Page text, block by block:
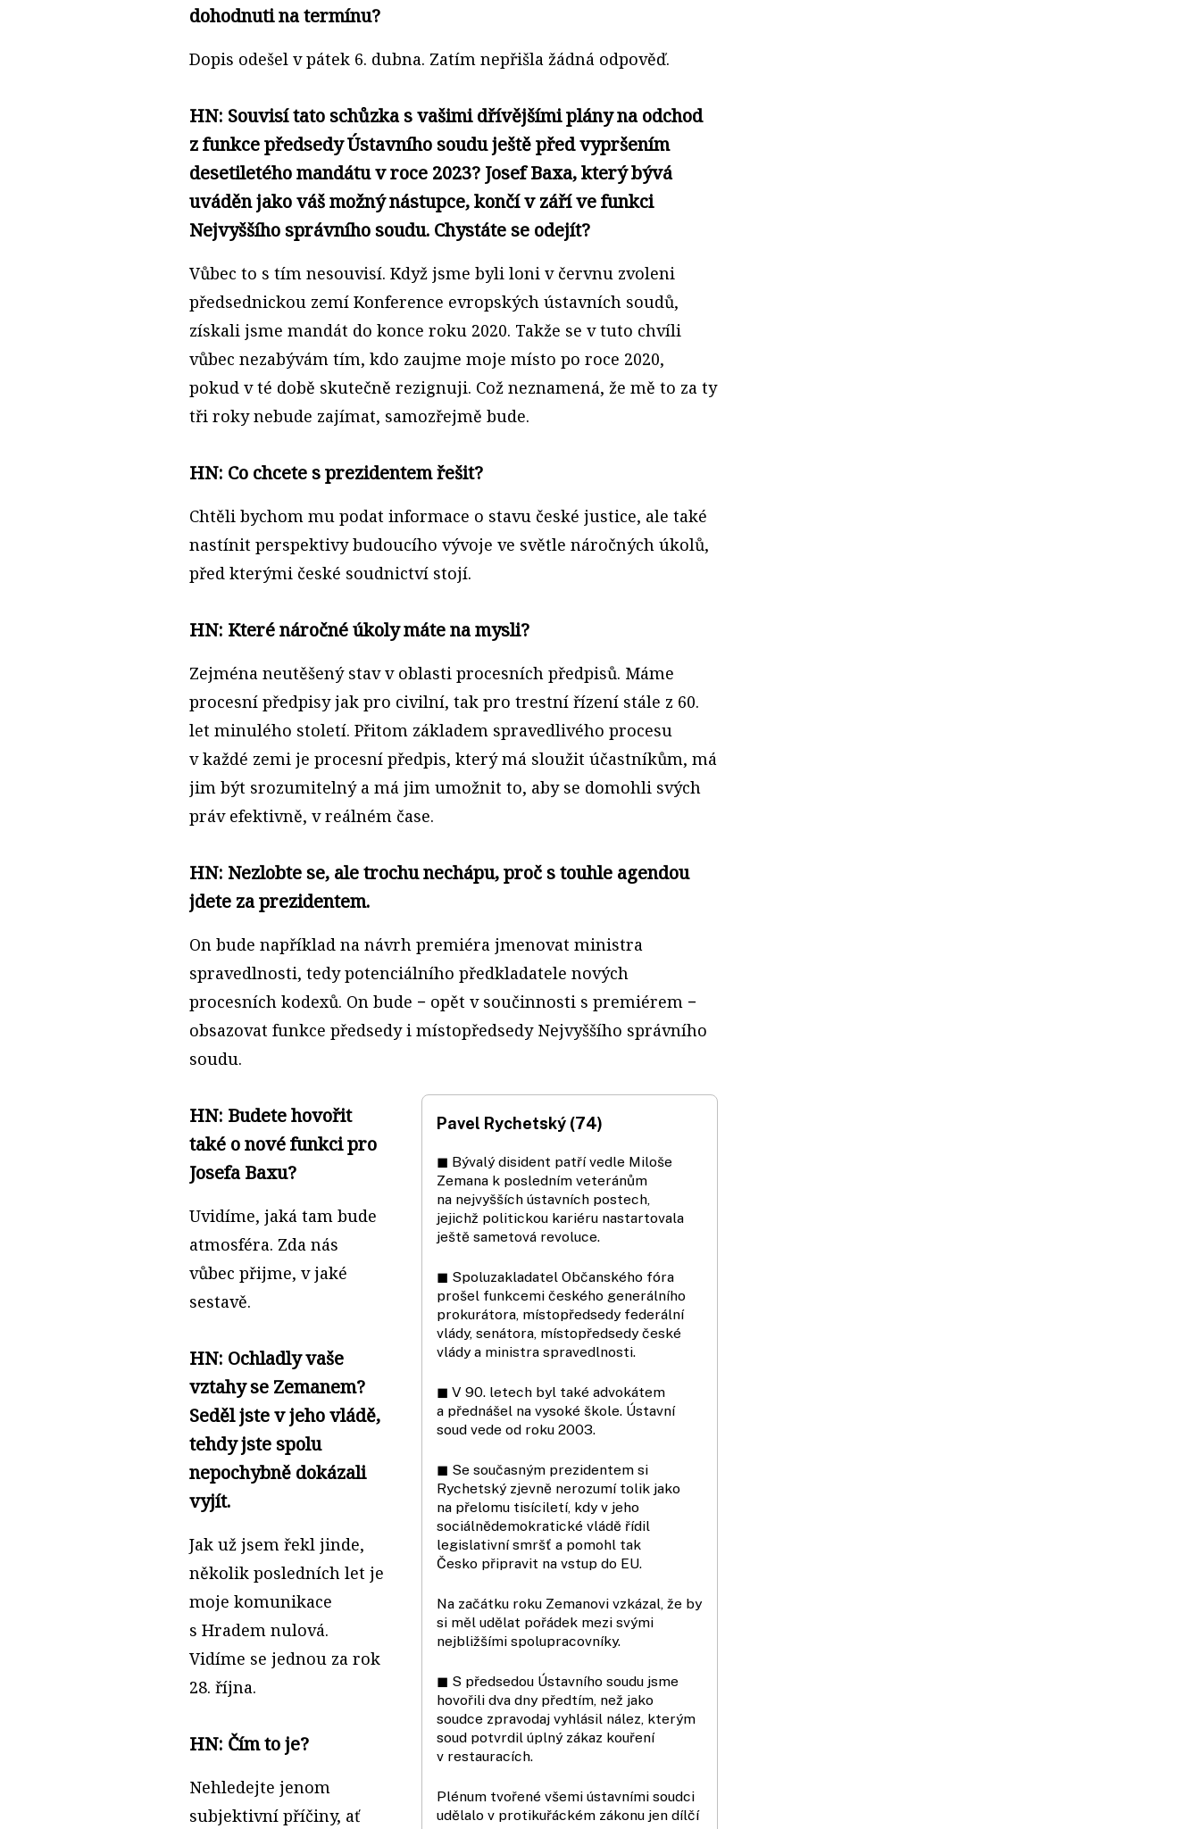
dohodnuti na termínu?
Dopis odešel v pátek 6. dubna. Zatím nepřišla žádná odpověď.
HN: Souvisí tato schůzka s vašimi dřívějšími plány na odchod
z funkce předsedy Ústavního soudu ještě před vypršením
desetiletého mandátu v roce 2023? Josef Baxa, který bývá
uváděn jako váš možný nástupce, končí v září ve funkci
Nejvyššího správního soudu. Chystáte se odejít?
Vůbec to s tím nesouvisí. Když jsme byli loni v červnu zvoleni
předsednickou zemí Konference evropských ústavních soudů,
získali jsme mandát do konce roku 2020. Takže se v tuto chvíli
vůbec nezabývám tím, kdo zaujme moje místo po roce 2020,
pokud v té době skutečně rezignuji. Což neznamená, že mě to za ty
tři roky nebude zajímat, samozřejmě bude.
HN: Co chcete s prezidentem řešit?
Chtěli bychom mu podat informace o stavu české justice, ale také
nastínit perspektivy budoucího vývoje ve světle náročných úkolů,
před kterými české soudnictví stojí.
HN: Které náročné úkoly máte na mysli?
Zejména neutěšený stav v oblasti procesních předpisů. Máme
procesní předpisy jak pro civilní, tak pro trestní řízení stále z 60.
let minulého století. Přitom základem spravedlivého procesu
v každé zemi je procesní předpis, který má sloužit účastníkům, má
jim být srozumitelný a má jim umožnit to, aby se domohli svých
práv efektivně, v reálném čase.
HN: Nezlobte se, ale trochu nechápu, proč s touhle agendou
jdete za prezidentem.
On bude například na návrh premiéra jmenovat ministra
spravedlnosti, tedy potenciálního předkladatele nových
procesních kodexů. On bude − opět v součinnosti s premiérem −
obsazovat funkce předsedy i místopředsedy Nejvyššího správního
soudu.
Pavel Rychetský (74)
◼ Bývalý disident patří vedle Miloše
Zemana k posledním veteránům
na nejvyšších ústavních postech,
jejichž politickou kariéru nastartovala
ještě sametová revoluce.
◼ Spoluzakladatel Občanského fóra
prošel funkcemi českého generálního
prokurátora, místopředsedy federální
vlády, senátora, místopředsedy české
vlády a ministra spravedlnosti.
◼ V 90. letech byl také advokátem
a přednášel na vysoké škole. Ústavní
soud vede od roku 2003.
◼ Se současným prezidentem si
Rychetský zjevně nerozumí tolik jako
na přelomu tisíciletí, kdy v jeho
sociálnědemokratické vládě řídil
legislativní smršť a pomohl tak
Česko připravit na vstup do EU.
Na začátku roku Zemanovi vzkázal, že by
si měl udělat pořádek mezi svými
nejbližšími spolupracovníky.
◼ S předsedou Ústavního soudu jsme
hovořili dva dny předtím, než jako
soudce zpravodaj vyhlásil nález, kterým
soud potvrdil úplný zákaz kouření
v restauracích.
Plénum tvořené všemi ústavními soudci
udělalo v protikuřáckém zákonu jen dílčí
HN: Budete hovořit
také o nové funkci pro
Josefa Baxu?
Uvidíme, jaká tam bude
atmosféra. Zda nás
vůbec přijme, v jaké
sestavě.
HN: Ochladly vaše
vztahy se Zemanem?
Seděl jste v jeho vládě,
tehdy jste spolu
nepochybně dokázali
vyjít.
Jak už jsem řekl jinde,
několik posledních let je
moje komunikace
s Hradem nulová.
Vidíme se jednou za rok
28. října.
HN: Čím to je?
Nehledejte jenom
subjektivní příčiny, ať